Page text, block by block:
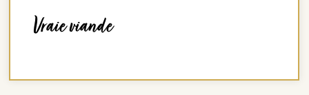
Vraie viande